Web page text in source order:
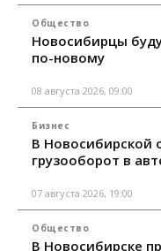
Общество
Новосибирцы
по-новому
08 августа 2026, 09:00
Бизнес
В Новосибирской
грузооборот в
07 августа 2026, 19:00
Общество
В Новосибирске